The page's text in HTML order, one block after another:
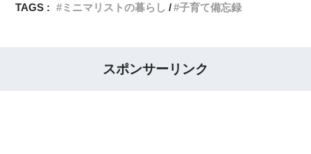
TAGS :
ミニマリストの暮らし 子育て備忘録
スポンサーリンク